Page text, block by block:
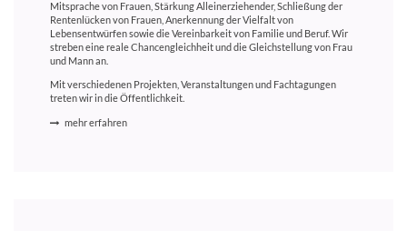
Mitsprache von Frauen, Stärkung Alleinerziehender, Schließung der
Rentenlücken von Frauen, Anerkennung der Vielfalt von
Lebensentwürfen sowie die Vereinbarkeit von Familie und Beruf. Wir
streben eine reale Chancengleichheit und die Gleichstellung von Frau
und Mann an.
Mit verschiedenen Projekten, Veranstaltungen und Fachtagungen
treten wir in die Öffentlichkeit.
mehr erfahren